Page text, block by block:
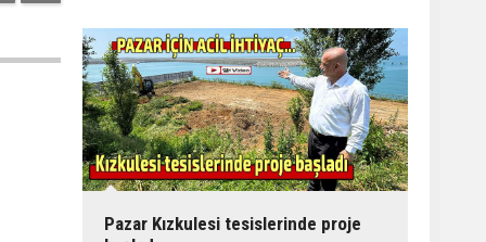
Pazar Kızkulesi tesislerinde proje